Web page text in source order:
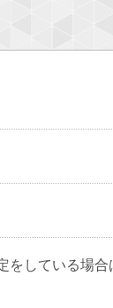
をしている場合